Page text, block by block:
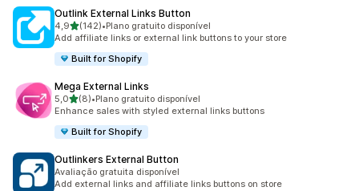
Outlink External Links Button
4,9de 5 estrelas
(142)
142 total de avaliações
•Plano gratuito disponível
Add affiliate links or external link buttons to your store
Built for Shopify
Mega External Links
5,0de 5 estrelas
(8)
8 total de avaliações
•Plano gratuito disponível
Enhance sales with styled external links buttons
Built for Shopify
Outlinkers External Button
Avaliação gratuita disponível
Add external links and affiliate links buttons on store